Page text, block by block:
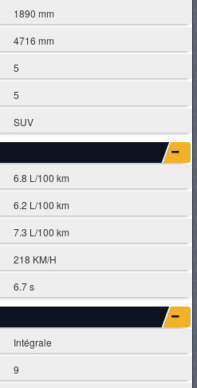
1890 mm
4716 mm
5
5
SUV
6.8 L/100 km
6.2 L/100 km
7.3 L/100 km
218 KM/H
6.7 s
Intégrale
9